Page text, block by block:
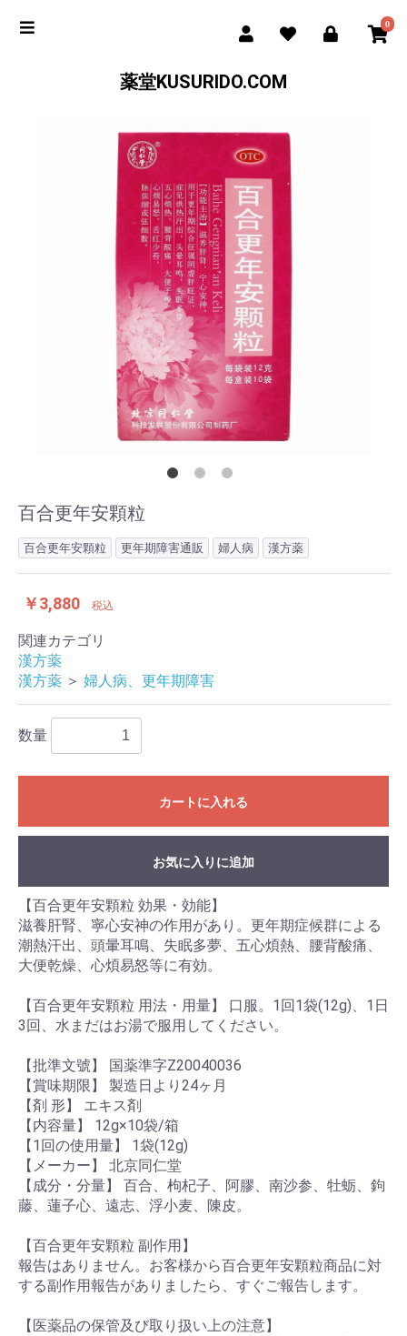
0
薬堂KUSURIDO.COM
百合更年安顆粒
百合更年安顆粒 更年期障害通販 婦人病 漢方薬
￥3,880 税込
関連カテゴリ
漢方薬
漢方薬 ＞ 婦人病、更年期障害
数量
カートに入れる
お気に入りに追加
【百合更年安顆粒 効果・効能】
滋養肝腎、寧心安神の作用があり。更年期症候群による
潮熱汗出、頭暈耳鳴、失眠多夢、五心煩熱、腰背酸痛、
大便乾燥、心煩易怒等に有効。
【百合更年安顆粒 用法・用量】 口服。1回1袋(12g)、1日
3回、水まだはお湯で服用してください。
【批準文號】 国薬準字Z20040036
【賞味期限】 製造日より24ヶ月
【剤 形】 エキス剤
【内容量】 12g×10袋/箱
【1回の使用量】 1袋(12g)
【メーカー】 北京同仁堂
【成分・分量】 百合、枸杞子、阿膠、南沙参、牡蛎、鉤
藤、蓮子心、遠志、浮小麦、陳皮。
【百合更年安顆粒 副作用】
報告はありません。お客様から百合更年安顆粒商品に対
する副作用報告がありましたら、すぐご報告します。
【医薬品の保管及び取り扱い上の注意】